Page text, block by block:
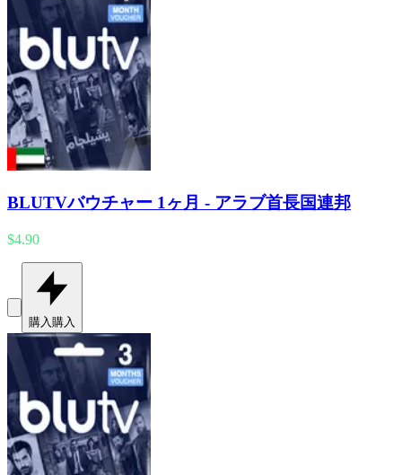
BLUTVバウチャー 1ヶ月 - アラブ首長国連邦
$4.90
購入 購入